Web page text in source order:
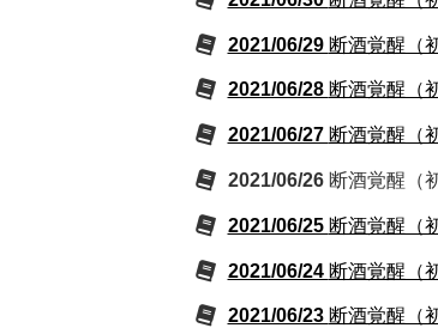
2021/06/29 断酒覚醒（
2021/06/28 断酒覚醒（
2021/06/27 断酒覚醒（
2021/06/26 断酒覚醒（
2021/06/25 断酒覚醒（
2021/06/24 断酒覚醒（
2021/06/23 断酒覚醒（